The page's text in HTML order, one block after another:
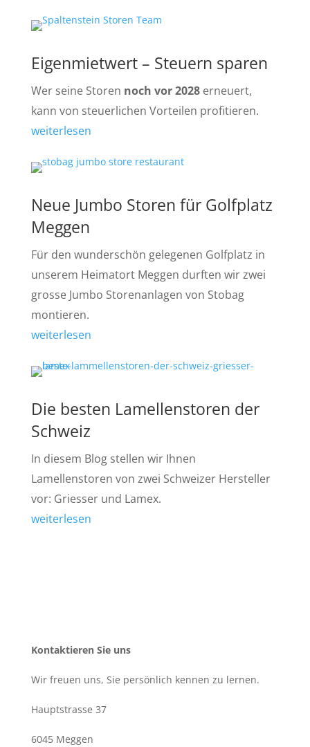
Eigenmietwert – Steuern sparen
Wer seine Storen noch vor 2028erneuert,
kann von steuerlichen Vorteilen profitieren.
weiterlesen
Neue Jumbo Storen für Golfplatz
Meggen
Für den wunderschön gelegenen Golfplatz in
unserem Heimatort Meggen durften wir zwei
grosse Jumbo Storenanlagen von Stobag
montieren.
weiterlesen
Die besten Lamellenstoren der
Schweiz
In diesem Blog stellen wir Ihnen
Lamellenstoren von zwei Schweizer Hersteller
vor: Griesser und Lamex.
weiterlesen
Kontaktieren Sie uns
Wir freuen uns, Sie persönlich kennen zu lernen.
Hauptstrasse 37
6045 Meggen